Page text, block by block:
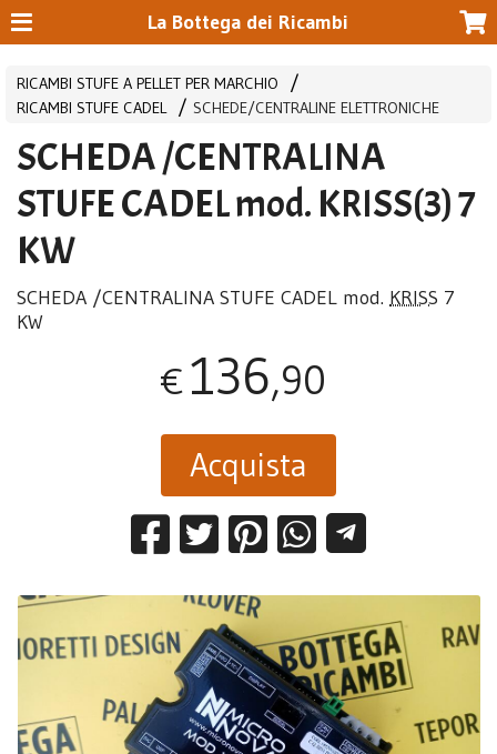
La Bottega dei Ricambi
RICAMBI STUFE A PELLET PER MARCHIO
RICAMBI STUFE CADEL
SCHEDE/CENTRALINE ELETTRONICHE
SCHEDA /CENTRALINA
STUFE CADEL mod. KRISS(3) 7
KW
SCHEDA /CENTRALINA STUFE CADEL mod. KRISS 7
KW
€136,90
Acquista